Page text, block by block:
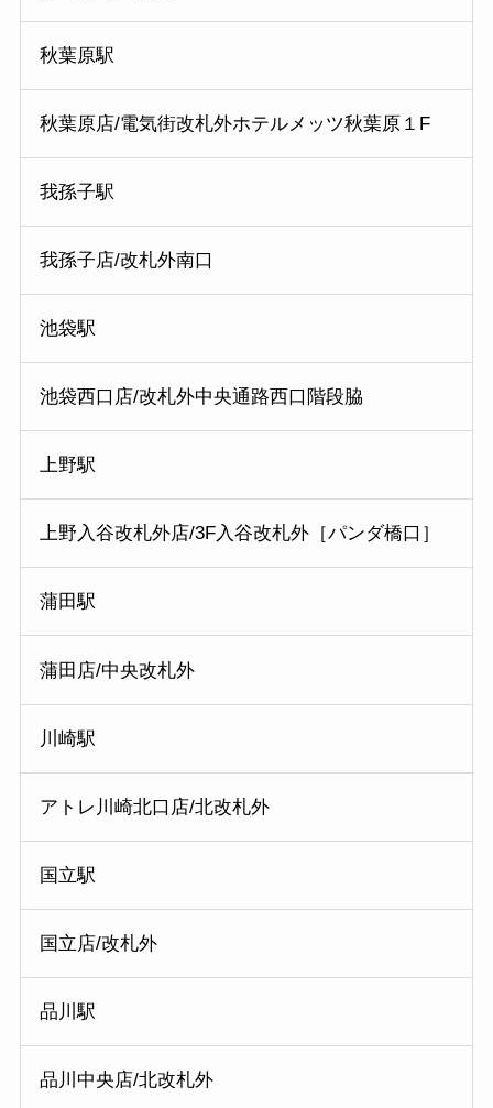
秋葉原駅
秋葉原店/電気街改札外ホテルメッツ秋葉原１F
我孫子駅
我孫子店/改札外南口
池袋駅
池袋西口店/改札外中央通路西口階段脇
上野駅
上野入谷改札外店/3F入谷改札外［パンダ橋口］
蒲田駅
蒲田店/中央改札外
川崎駅
アトレ川崎北口店/北改札外
国立駅
国立店/改札外
品川駅
品川中央店/北改札外